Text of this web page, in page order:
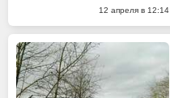
12 апреля в 12:14